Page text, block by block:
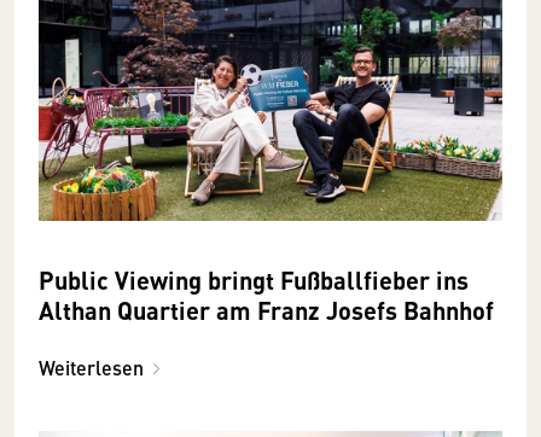
Public Viewing bringt Fußballfieber ins
Althan Quartier am Franz Josefs Bahnhof
Weiterlesen